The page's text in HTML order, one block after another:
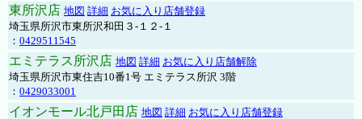
東所沢店 地図 詳細 お気に入り店舗登録
埼玉県所沢市東所沢和田３-１２-１
： 0429511545
エミテラス所沢店 地図 詳細 お気に入り店舗解除
埼玉県所沢市東住吉10番1号 エミテラス所沢 3階
： 0429033001
イオンモール北戸田店 地図 詳細 お気に入り店舗登録